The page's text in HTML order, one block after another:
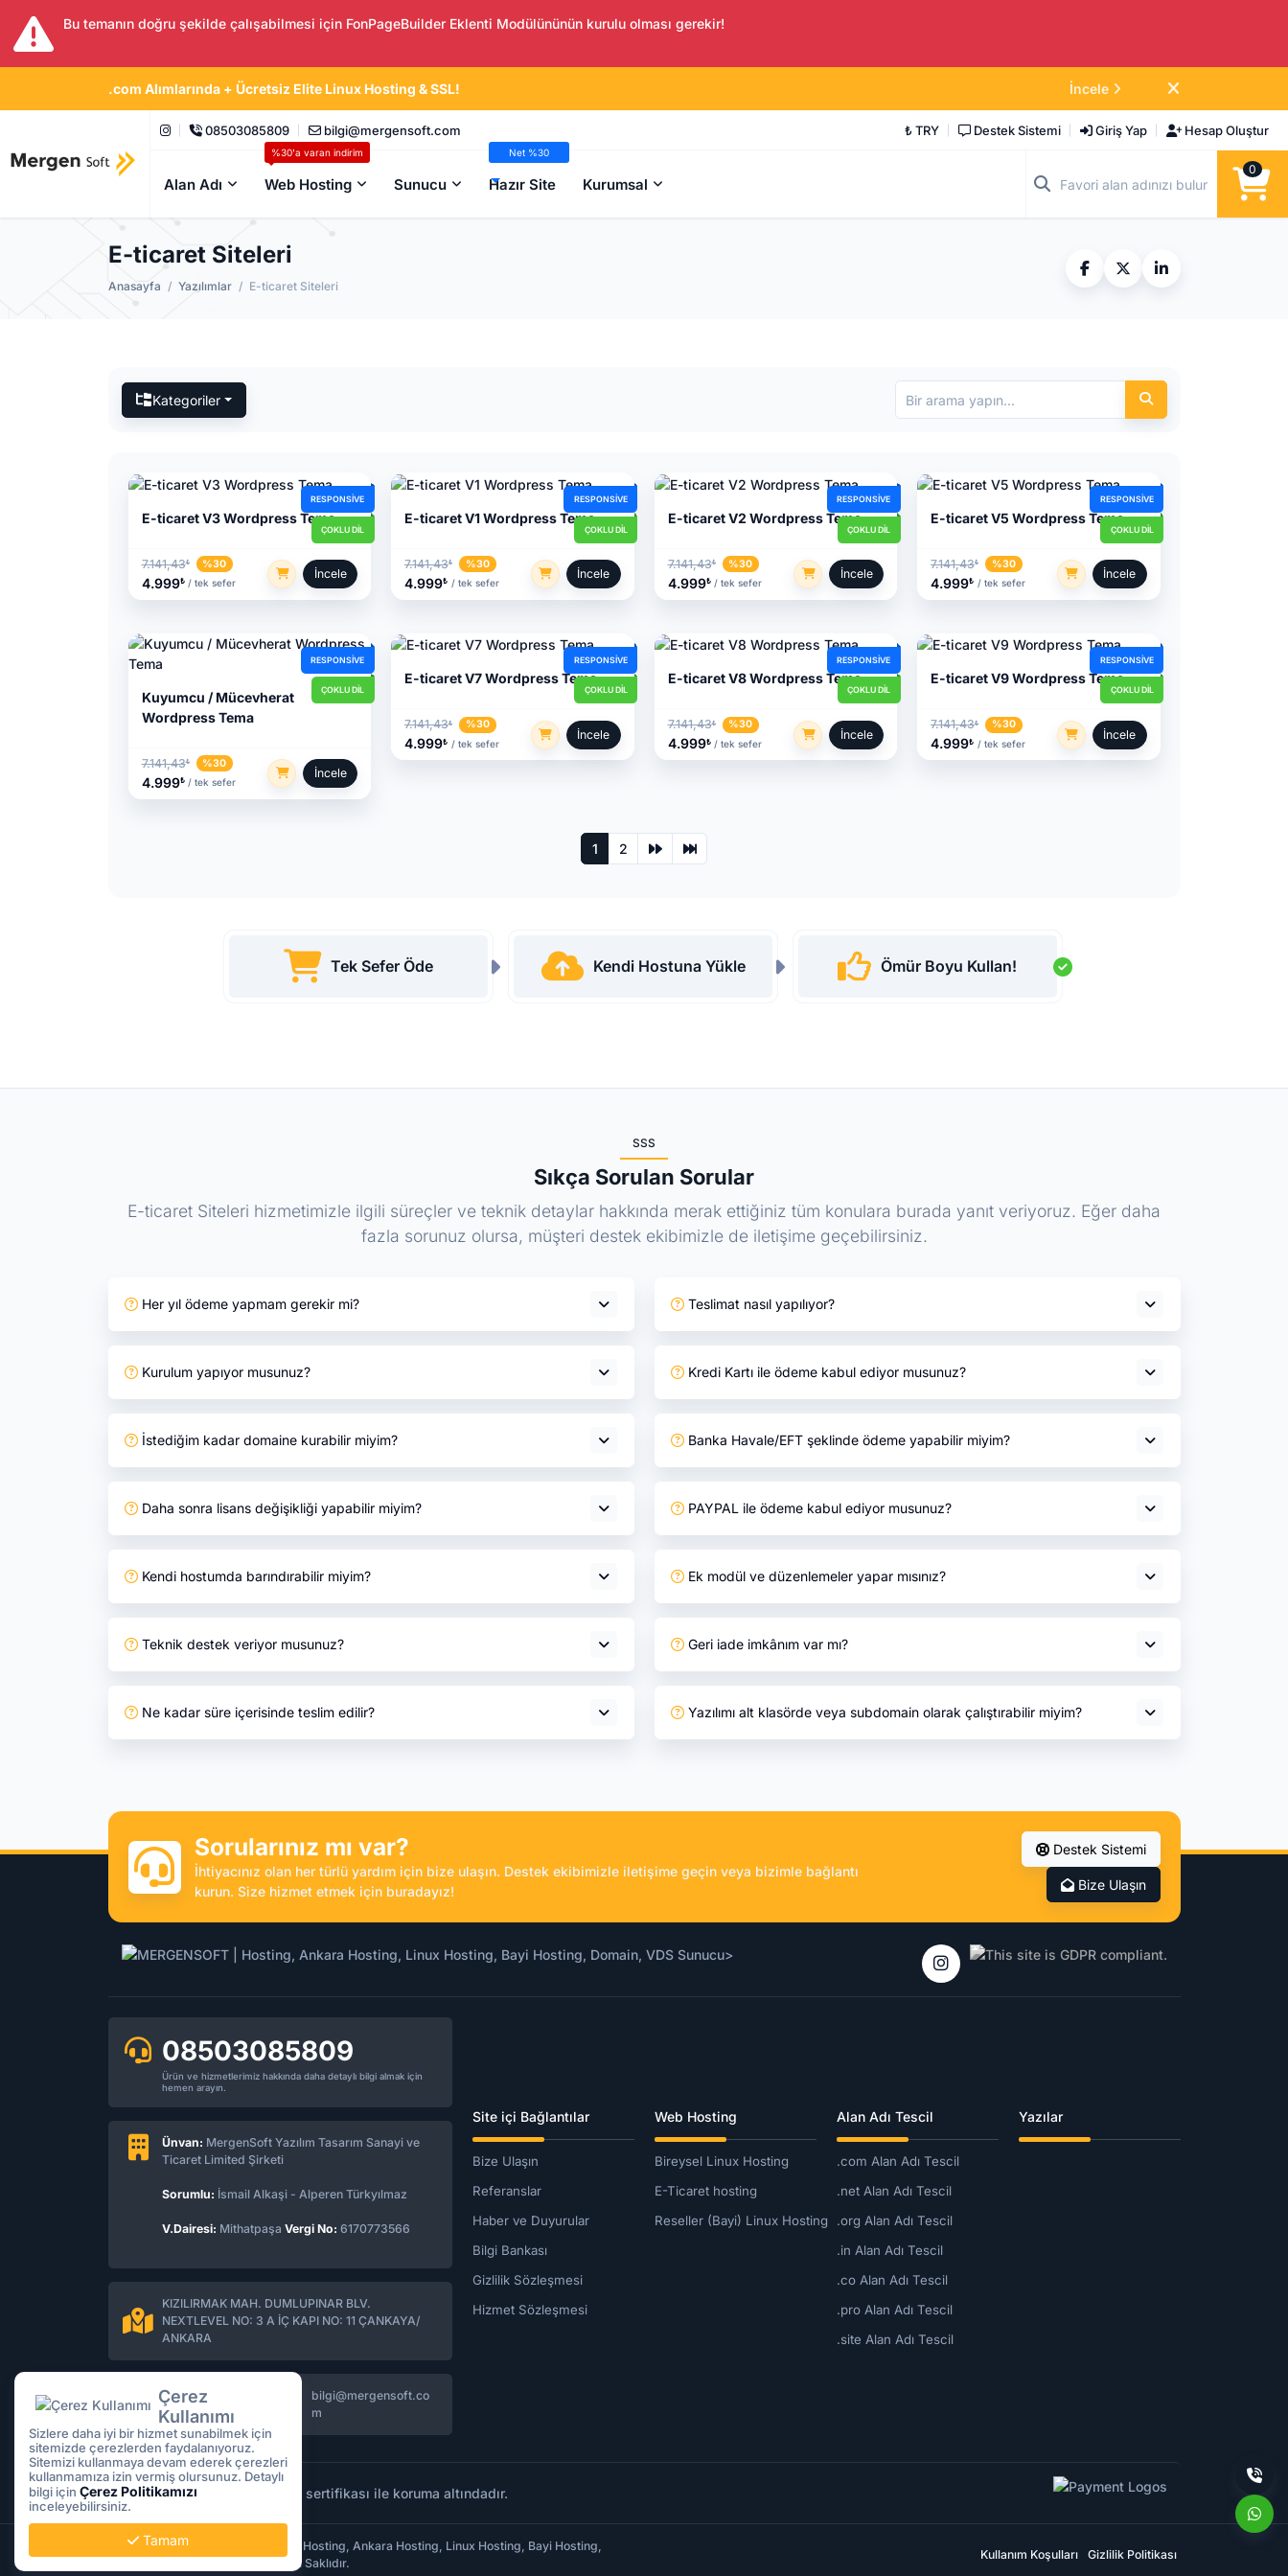
Bu temanın doğru şekilde çalışabilmesi için FonPageBuilder Eklenti Modülününün kurulu olması gerekir!
.com Alımlarında + Ücretsiz Elite Linux Hosting & SSL! İncele
08503085809 bilgi@mergensoft.com ₺ TRY Destek Sistemi Giriş Yap Hesap Oluştur
Alan Adı
%30'a varan indirim
Web Hosting Sunucu
Net %30
Hazır Site Kurumsal
0
E-ticaret Siteleri
Anasayfa Yazılımlar E-ticaret Siteleri
Kategoriler
RESPONSIVE
ÇOKLU DIL
E-ticaret V3 Wordpress Tema
7.141,43₺ %30
4.999₺ / tek sefer
İncele
RESPONSIVE
ÇOKLU DIL
E-ticaret V1 Wordpress Tema
7.141,43₺ %30
4.999₺ / tek sefer
İncele
RESPONSIVE
ÇOKLU DIL
E-ticaret V2 Wordpress Tema
7.141,43₺ %30
4.999₺ / tek sefer
İncele
RESPONSIVE
ÇOKLU DIL
E-ticaret V5 Wordpress Tema
7.141,43₺ %30
4.999₺ / tek sefer
İncele
RESPONSIVE
ÇOKLU DIL
Kuyumcu / Mücevherat
Wordpress Tema
7.141,43₺ %30
4.999₺ / tek sefer
İncele
RESPONSIVE
ÇOKLU DIL
E-ticaret V7 Wordpress Tema
7.141,43₺ %30
4.999₺ / tek sefer
İncele
RESPONSIVE
ÇOKLU DIL
E-ticaret V8 Wordpress Tema
7.141,43₺ %30
4.999₺ / tek sefer
İncele
RESPONSIVE
ÇOKLU DIL
E-ticaret V9 Wordpress Tema
7.141,43₺ %30
4.999₺ / tek sefer
İncele
1 2
Tek Sefer Öde Kendi Hostuna Yükle Ömür Boyu Kullan!
SSS
Sıkça Sorulan Sorular
E-ticaret Siteleri hizmetimizle ilgili süreçler ve teknik detaylar hakkında merak ettiğiniz tüm konulara burada yanıt veriyoruz. Eğer daha
fazla sorunuz olursa, müşteri destek ekibimizle de iletişime geçebilirsiniz.
Her yıl ödeme yapmam gerekir mi?
Kurulum yapıyor musunuz?
İstediğim kadar domaine kurabilir miyim?
Daha sonra lisans değişikliği yapabilir miyim?
Kendi hostumda barındırabilir miyim?
Teknik destek veriyor musunuz?
Ne kadar süre içerisinde teslim edilir?
Teslimat nasıl yapılıyor?
Kredi Kartı ile ödeme kabul ediyor musunuz?
Banka Havale/EFT şeklinde ödeme yapabilir miyim?
PAYPAL ile ödeme kabul ediyor musunuz?
Ek modül ve düzenlemeler yapar mısınız?
Geri iade imkânım var mı?
Yazılımı alt klasörde veya subdomain olarak çalıştırabilir miyim?
Sorularınız mı var?
İhtiyacınız olan her türlü yardım için bize ulaşın. Destek ekibimizle iletişime geçin veya bizimle bağlantı
kurun. Size hizmet etmek için buradayız!
Destek Sistemi
Bize Ulaşın
08503085809
Ürün ve hizmetlerimiz hakkında daha detaylı bilgi almak için
hemen arayın.
Ünvan: MergenSoft Yazılım Tasarım Sanayi ve
Ticaret Limited Şirketi
Sorumlu: İsmail Alkaşi - Alperen Türkyılmaz
V.Dairesi: Mithatpaşa Vergi No: 6170773566
KIZILIRMAK MAH. DUMLUPINAR BLV.
NEXTLEVEL NO: 3 A İÇ KAPI NO: 11 ÇANKAYA/
ANKARA
08503085809
bilgi@mergensoft.co
m
Site içi Bağlantılar
Bize Ulaşın
Referanslar
Haber ve Duyurular
Bilgi Bankası
Gizlilik Sözleşmesi
Hizmet Sözleşmesi
Web Hosting
Bireysel Linux Hosting
E-Ticaret hosting
Reseller (Bayi) Linux Hosting
Alan Adı Tescil
.com Alan Adı Tescil
.net Alan Adı Tescil
.org Alan Adı Tescil
.in Alan Adı Tescil
.co Alan Adı Tescil
.pro Alan Adı Tescil
.site Alan Adı Tescil
Yazılar
Tüm işlemleriniz SSL sertifikası ile koruma altındadır.
Copyright © 2026 MERGENSOFT | Hosting, Ankara Hosting, Linux Hosting, Bayi Hosting,
Domain, VDS Sunucu | Tüm Hakları Saklıdır.
Kullanım Koşulları Gizlilik Politikası
Çerez
Kullanımı
Sizlere daha iyi bir hizmet sunabilmek için
sitemizde çerezlerden faydalanıyoruz.
Sitemizi kullanmaya devam ederek çerezleri
kullanmamıza izin vermiş olursunuz. Detaylı
bilgi için Çerez Politikamızı
inceleyebilirsiniz.
Tamam